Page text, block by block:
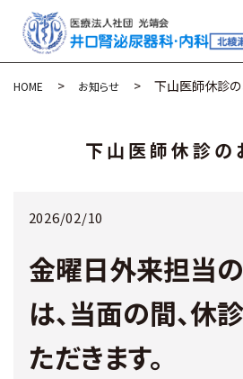
HOME お知らせ 下山医師休診
下山医師休診の
2026/02/10
金曜日外来担当
は、当面の間、休
ただきます。